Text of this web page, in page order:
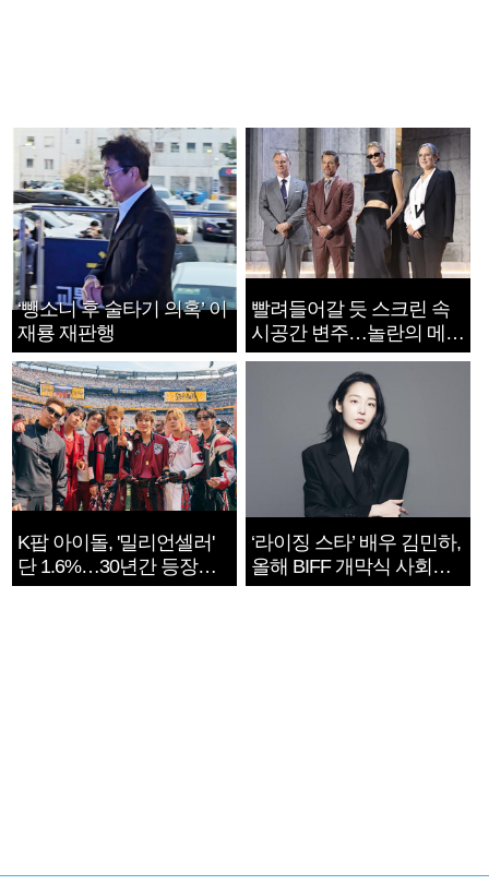
‘뺑소니 후 술타기 의혹’ 이
재룡 재판행
빨려들어갈 듯 스크린 속
시공간 변주…놀란의 메시
지는 ‘전쟁 속죄’
K팝 아이돌, '밀리언셀러'
단 1.6%…30년간 등장
1182개팀 전수조사
‘라이징 스타’ 배우 김민하,
올해 BIFF 개막식 사회자
확정